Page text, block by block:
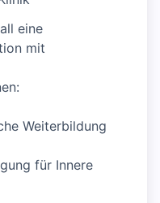
eine
mit
Weiterbildung
für Innere